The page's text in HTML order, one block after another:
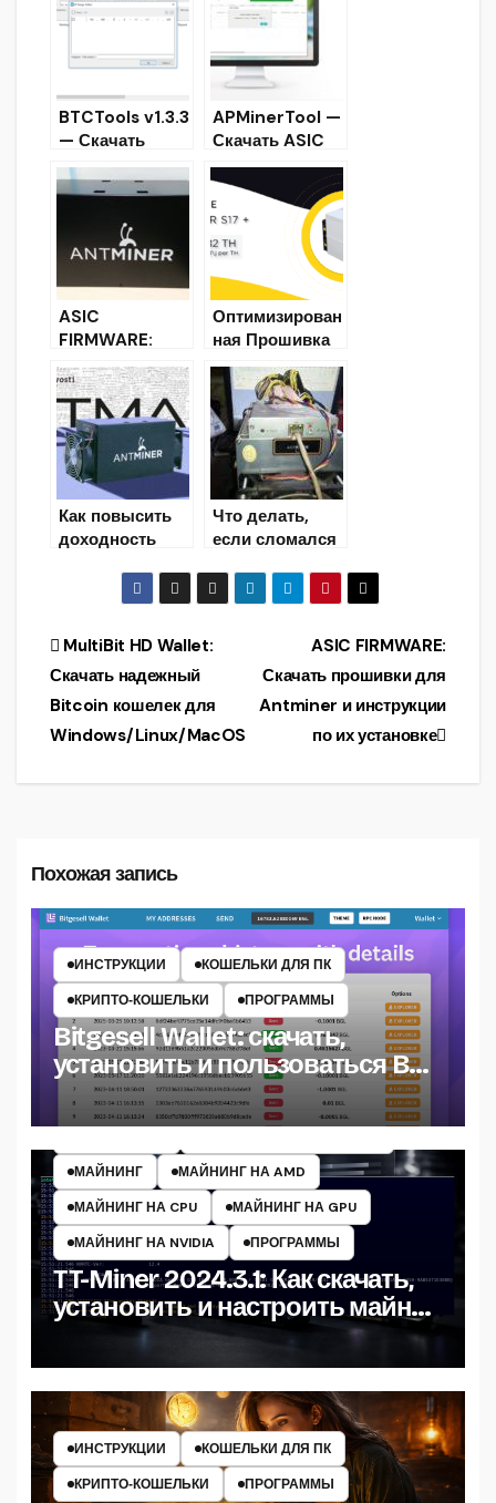
Bitmain
MinerTool для
Windows
Antminer
BTCTools v1.3.3
— Скачать
программу
Antminer для
прошивки ASIC
APMinerTool —
Скачать ASIC
BitmainMinerT
ool для
Windows
ASIC
FIRMWARE:
Скачать
прошивки для
Antminer и
инструкции по
их установке
Оптимизирован
ная Прошивка
Antminer
T17/T17+/S17/S1
7+/S17 Pro
(Разгон ASIC на
+30%)
Как повысить
доходность
— Прошивка
Antminer
Что делать,
если сломался
Навигация
по
записям
ASIC FIRMWARE:
Скачать прошивки для
Antminer и инструкции
по их установке
MultiBit HD Wallet:
Скачать надежный
Bitcoin кошелек для
Windows/Linux/MacOS
Похожая запись
ИНСТРУКЦИИ
КОШЕЛЬКИ ДЛЯ ПК
КРИПТО‑КОШЕЛЬКИ
ПРОГРАММЫ
Bitgesell Wallet: скачать,
установить и пользоваться BGL
кошельком
МАЙНИНГ
МАЙНИНГ НА AMD
МАЙНИНГ НА CPU
МАЙНИНГ НА GPU
МАЙНИНГ НА NVIDIA
ПРОГРАММЫ
TT-Miner 2024.3.1: Как скачать,
установить и настроить майнер
на Windows
ИНСТРУКЦИИ
КОШЕЛЬКИ ДЛЯ ПК
КРИПТО‑КОШЕЛЬКИ
ПРОГРАММЫ